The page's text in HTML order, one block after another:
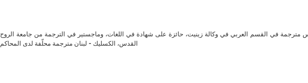
في القسم العربي في وكالة زينيت، حائزة على شهادة في اللغات، وماجستير في الترجمة من جامعة الروح
القدس، الكسليك - لبنان مترجمة محلّفة لدى المحاكم